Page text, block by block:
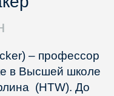
– профессор
в Высшей школе
(HTW). До